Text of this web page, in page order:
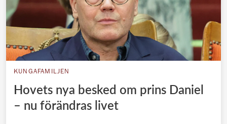
KUNGAFAMILJEN
Hovets nya besked om prins Daniel
– nu förändras livet